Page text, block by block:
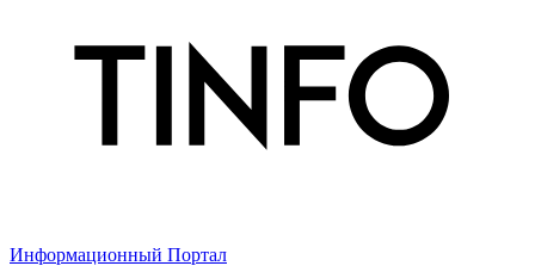
Информационный Портал